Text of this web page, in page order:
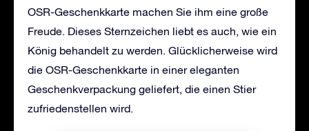
OSR-Geschenkkarte machen Sie ihm eine große
Freude. Dieses Sternzeichen liebt es auch, wie ein
König behandelt zu werden. Glücklicherweise wird
die OSR-Geschenkkarte in einer eleganten
Geschenkverpackung geliefert, die einen Stier
zufriedenstellen wird.